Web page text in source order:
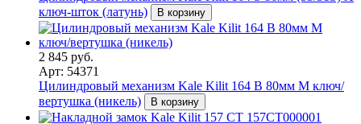
ключ-шток (латунь)
В корзину
2 845 руб.
Арт: 54371
Цилиндровый механизм Kale Kilit 164 B 80мм M ключ/
вертушка (никель)
В корзину